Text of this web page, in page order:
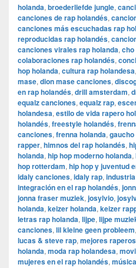
holanda, broederliefde jungle,
canciones de rap holandés,
canciones más escuchadas rap
reproducidas rap holandés,
canciones virales rap holanda,
colaboraciones rap holandés,
hop holanda, cultura rap holandesa,
mase, dion mase canciones,
en rap holandés, drill amsterdam,
equalz canciones, equalz rap,
holandesa, estilo de vida rapero
holandés, freestyle holandés,
canciones, frenna holanda,
rapper, himnos del rap holandés,
holanda, hip hop moderno holanda,
hop rotterdam, hip hop y juventud
idaly canciones, idaly rap,
integración en el rap holandés,
jonna fraser muziek, josylvio,
holanda, keizer holanda, keizer
letras rap holanda, lijpe, lijpe
canciones, lil kleine geen probleem,
lucas & steve rap, mejores
holanda, moda rap holandesa,
mujeres en el rap holandés,